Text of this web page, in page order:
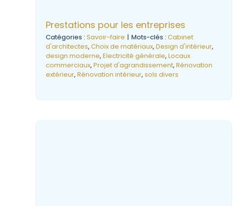
Prestations pour les entreprises
Catégories : Savoir-faire | Mots-clés : Cabinet
d'architectes, Choix de matériaux, Design d'intérieur,
design moderne, Electricité générale, Locaux
commerciaux, Projet d'agrandissement, Rénovation
extérieur, Rénovation intérieur, sols divers